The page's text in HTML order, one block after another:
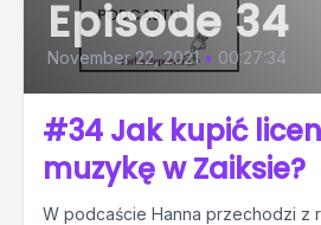
Episode 34
November 22, 2021 • 00:27:34
#34 Jak kupić
muzykę w Zaiksie?
W podcaście Hanna przechodzi z